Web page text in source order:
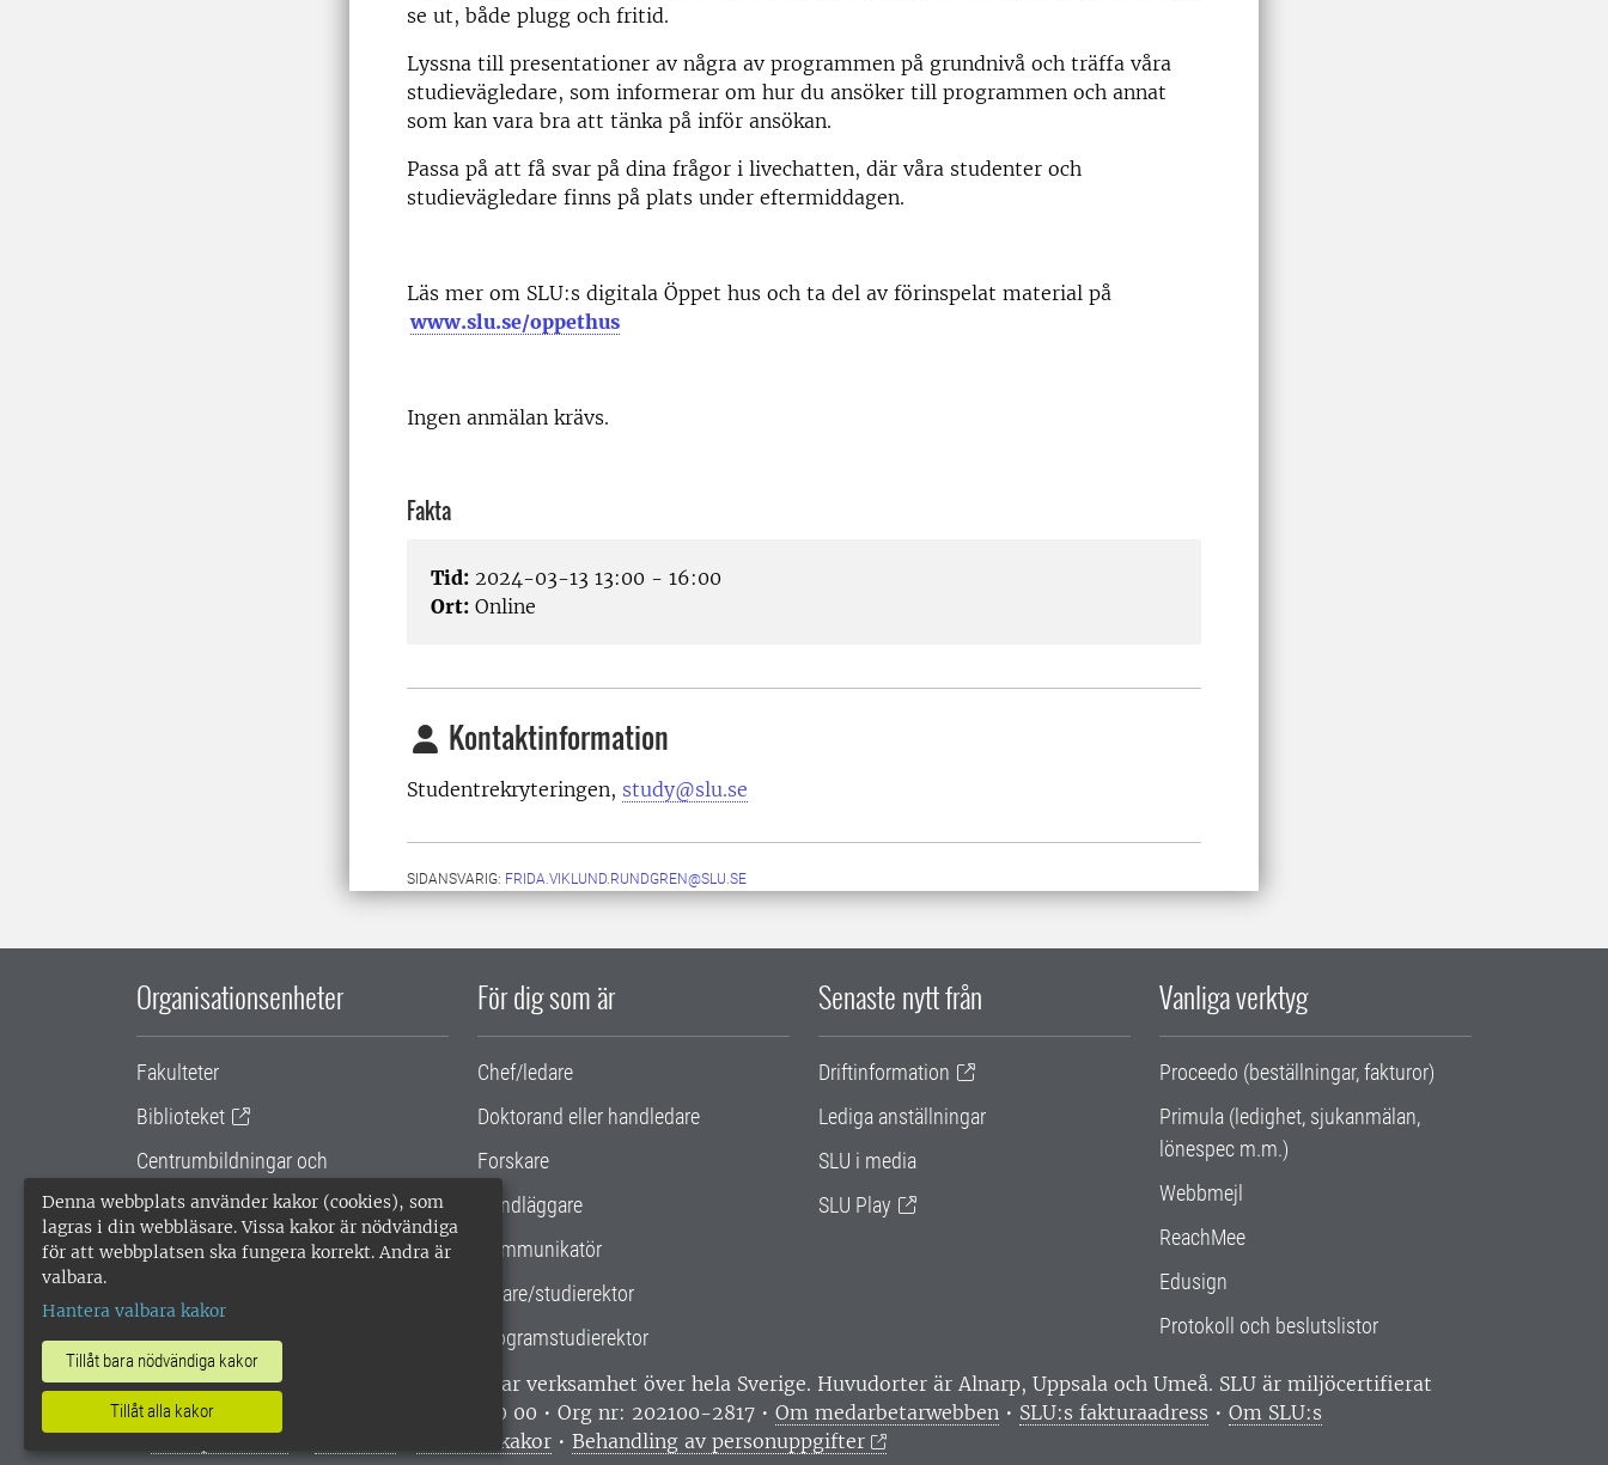
Denna webbplats använder kakor (cookies), som
lagras i din webbläsare. Vissa kakor är nödvändiga
för att webbplatsen ska fungera korrekt. Andra är
valbara.
Hantera valbara kakor
Tillåt bara nödvändiga kakor
Tillåt alla kakor
se ut, både plugg och fritid.
Lyssna till presentationer av några av programmen på grundnivå och träffa våra
studievägledare, som informerar om hur du ansöker till programmen och annat
som kan vara bra att tänka på inför ansökan.
Passa på att få svar på dina frågor i livechatten, där våra studenter och
studievägledare finns på plats under eftermiddagen.
Läs mer om SLU:s digitala Öppet hus och ta del av förinspelat material på
www.slu.se/oppethus
Ingen anmälan krävs.
Fakta
Tid: 2024-03-13 13:00 - 16:00
Ort: Online
Kontaktinformation
Studentrekryteringen, study@slu.se
SIDANSVARIG: FRIDA.VIKLUND.RUNDGREN@SLU.SE
Organisationsenheter
Fakulteter
Biblioteket
Centrumbildningar och
samarbetsprojekt
Gemensamma verksamhetsstödet
För dig som är
Chef/ledare
Doktorand eller handledare
Forskare
Handläggare
Kommunikatör
Lärare/studierektor
Programstudierektor
Senaste nytt från
Driftinformation
Lediga anställningar
SLU i media
SLU Play
Vanliga verktyg
Proceedo (beställningar, fakturor)
Primula (ledighet, sjukanmälan,
lönespec m.m.)
Webbmejl
ReachMee
Edusign
Protokoll och beslutslistor
SLU, Sveriges lantbruksuniversitet, har verksamhet över hela Sverige. Huvudorter är Alnarp, Uppsala och Umeå. SLU är miljöcertifierat
enligt ISO 14001. •
Telefon: 018-67 10 00 • Org nr: 202100-2817 • Om medarbetarwebben • SLU:s fakturaadress • Om SLU:s
webbplatser
Hantera kakor •Behandling av personuppgifter